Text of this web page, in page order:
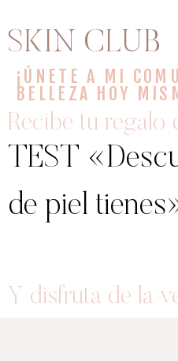
SKIN CLUB
¡ÚNETE A MI
BELLEZA HOY
Recibe tu regalo
TEST
de piel
Y disfruta de la